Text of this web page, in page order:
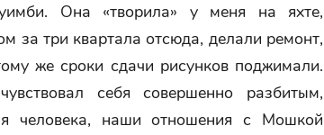
Она «творила» у меня на яхте,
за три квартала отсюда, делали ремонт,
же сроки сдачи рисунков поджимали.
себя совершенно разбитым,
человека, наши отношения с Мошкой